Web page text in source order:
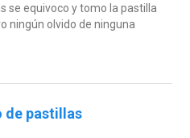
se equivoco y tomo la pastilla
ningún olvido de ninguna
de pastillas